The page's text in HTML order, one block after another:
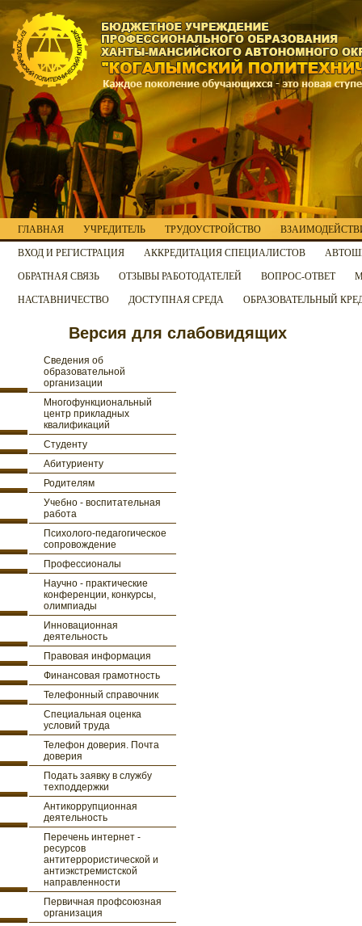
ГЛАВНАЯ УЧРЕДИТЕЛЬ ТРУДОУСТРОЙСТВО
ВХОД И РЕГИСТРАЦИЯ АККРЕДИТАЦИЯ СПЕЦИАЛИСТОВ
ОБРАТНАЯ СВЯЗЬ ОТЗЫВЫ РАБОТОДАТЕЛЕЙ ВОПРОС-ОТВЕТ
НАСТАВНИЧЕСТВО ДОСТУПНАЯ СРЕДА ОБРАЗОВАТЕЛЬНЫЙ
Версия для слабовидящих
Сведения об
образовательной
организации
Многофункциональный
центр прикладных
квалификаций
Студенту
Абитуриенту
Родителям
Учебно - воспитательная
работа
Психолого-педагогическое
сопровождение
Профессионалы
Научно - практические
конференции, конкурсы,
олимпиады
Инновационная
деятельность
Правовая информация
Финансовая грамотность
Телефонный справочник
Специальная оценка
условий труда
Телефон доверия. Почта
доверия
Подать заявку в службу
техподдержки
Антикоррупционная
деятельность
Перечень интернет -
ресурсов
антитеррористической и
антиэкстремистской
направленности
Первичная профсоюзная
организация